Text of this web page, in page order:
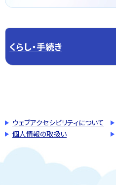
くらし・手続き
ウェブアクセシビリティについて
個人情報の取扱い